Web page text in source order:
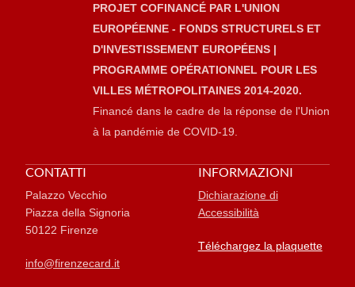
PROJET COFINANCÉ PAR L'UNION
EUROPÉENNE - FONDS STRUCTURELS ET
D'INVESTISSEMENT EUROPÉENS |
PROGRAMME OPÉRATIONNEL POUR LES
VILLES MÉTROPOLITAINES 2014-2020.
Financé dans le cadre de la réponse de l'Union
à la pandémie de COVID-19.
CONTATTI
Palazzo Vecchio
Piazza della Signoria
50122 Firenze
info@firenzecard.it
INFORMAZIONI
Dichiarazione di
Accessibilità
Téléchargez la plaquette